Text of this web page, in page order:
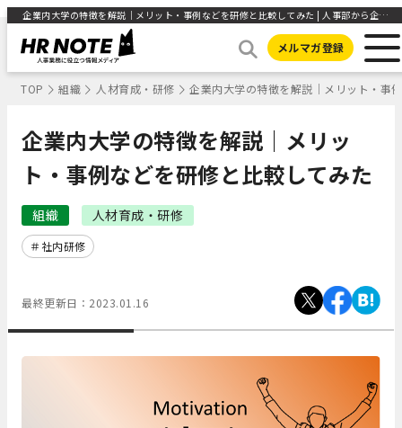
企業内大学の特徴を解説｜メリット・事例などを研修と比較してみた | 人事部から企業成長を応援するメディアHR NOTE
メルマガ登録
TOP 組織 人材育成・研修 企業内大学の特徴を解説｜メリット・事
企業内大学の特徴を解説｜メリッ
ト・事例などを研修と比較してみた
組織 人材育成・研修
社内研修
最終更新日： 2023.01.16